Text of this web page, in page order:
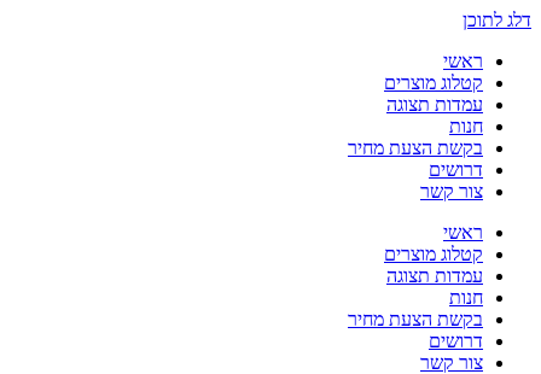
דלג לתוכן
ראשי
קטלוג מוצרים
עמדות תצוגה
חנות
בקשת הצעת מחיר
דרושים
צור קשר
ראשי
קטלוג מוצרים
עמדות תצוגה
חנות
בקשת הצעת מחיר
דרושים
צור קשר